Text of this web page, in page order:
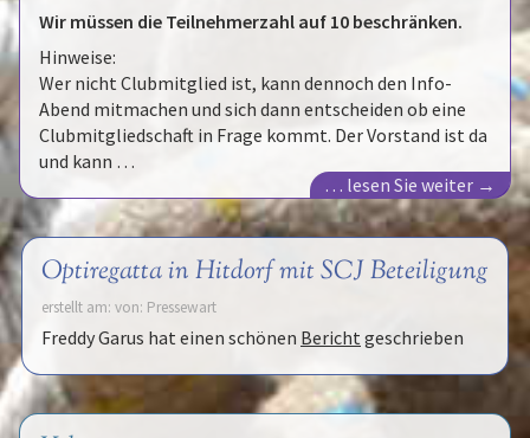
Wir müssen die Teilnehmerzahl auf 10 beschränken.
Hinweise:
Wer nicht Clubmitglied ist, kann dennoch den Info-
Abend mitmachen und sich dann entscheiden ob eine
Clubmitgliedschaft in Frage kommt. Der Vorstand ist da
und kann …
… lesen Sie weiter →
Optiregatta in Hitdorf mit SCJ Beteiligung
erstellt am: von: Pressewart
Freddy Garus hat einen schönen Bericht geschrieben